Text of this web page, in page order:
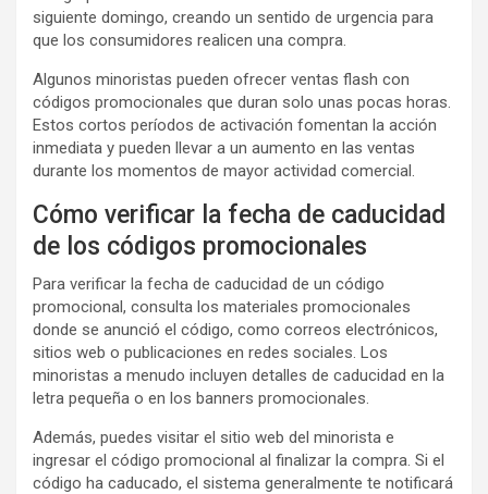
siguiente domingo, creando un sentido de urgencia para
que los consumidores realicen una compra.
Algunos minoristas pueden ofrecer ventas flash con
códigos promocionales que duran solo unas pocas horas.
Estos cortos períodos de activación fomentan la acción
inmediata y pueden llevar a un aumento en las ventas
durante los momentos de mayor actividad comercial.
Cómo verificar la fecha de caducidad
de los códigos promocionales
Para verificar la fecha de caducidad de un código
promocional, consulta los materiales promocionales
donde se anunció el código, como correos electrónicos,
sitios web o publicaciones en redes sociales. Los
minoristas a menudo incluyen detalles de caducidad en la
letra pequeña o en los banners promocionales.
Además, puedes visitar el sitio web del minorista e
ingresar el código promocional al finalizar la compra. Si el
código ha caducado, el sistema generalmente te notificará